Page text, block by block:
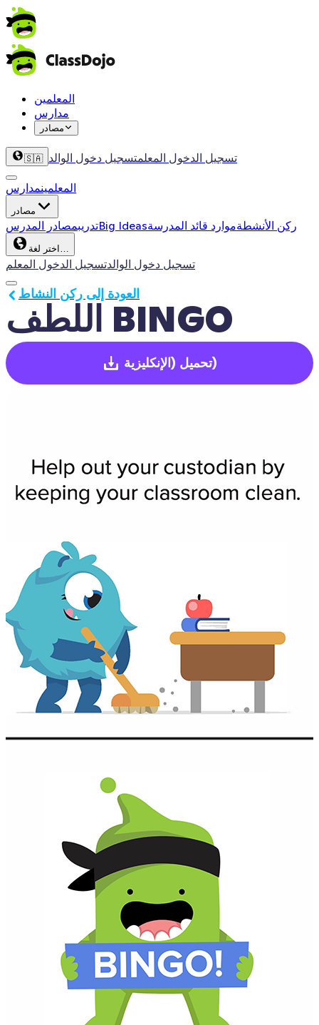
المعلمين
مدارس
مصادر
🇸🇦 تسجيل الدخول المعلمتسجيل دخول الوالد
المعلمينمدارس
مصادر
تدريبمصادر المدرس Big Ideas ركن الأنشطةموارد قائد المدرسة
اختر لغة…
تسجيل الدخول المعلمتسجيل دخول الوالد
اللطف BINGO
العودة إلى ركن النشاط
تحميل(الإنكليزية)